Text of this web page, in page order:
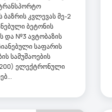
ბაზრის კვლევას მე-2
ბეტონის
და №3 ავტობაზის
საფარის
სამუშაოების
ელექტრონული